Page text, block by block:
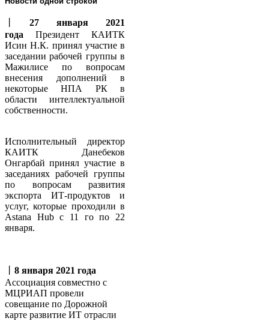
27 января 2021
года Президент КАИТК
Исин Н.К. принял участие в
заседании рабочей группы в
Мажилисе по вопросам
внесения дополнений в
некоторые НПА РК в
области интеллектуальной
собственности.
Исполнительный директор
КАИТК Данебеков
Онгарбай принял участие в
заседаниях рабочей группы
по вопросам развития
экспорта ИТ-продуктов и
услуг, которые проходили в
Аstana Hub с 11 го по 22
января.
8 января 2021 года
Ассоциация совместно с
МЦРИАП провели
совещание по Дорожной
карте развитие ИТ отрасли